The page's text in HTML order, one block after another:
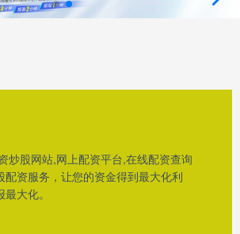
炒股网站,网上配资平台,在线配资查询
资服务，让您的资金得到最大化利
大化。